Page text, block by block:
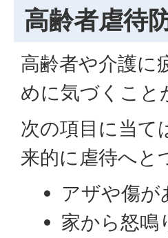
高齢者虐待
高齢者や介護に
めに気づくこと
次の項目に当て
来的に虐待へ
アザや傷が
家から怒鳴